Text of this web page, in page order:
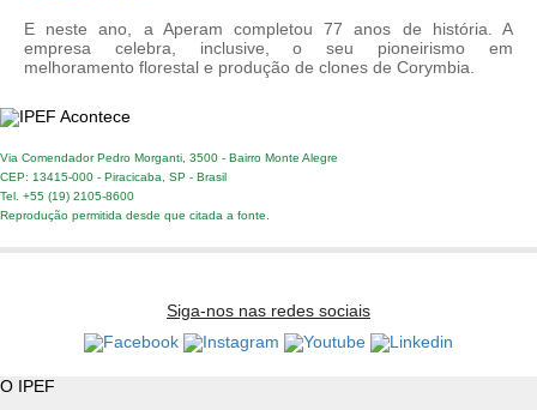
E neste ano, a Aperam completou 77 anos de história. A
empresa celebra, inclusive, o seu pioneirismo em
melhoramento florestal e produção de clones de Corymbia.
Via Comendador Pedro Morganti, 3500 - Bairro Monte Alegre
CEP: 13415-000 - Piracicaba, SP - Brasil
Tel. +55 (19) 2105-8600
Reprodução permitida desde que citada a fonte.
Siga-nos nas redes sociais
O IPEF